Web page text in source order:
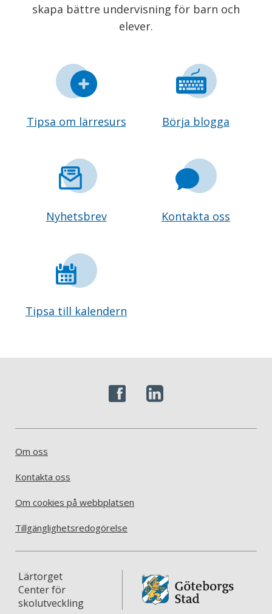
skapa bättre undervisning för barn och
elever.
Tipsa om lärresurs Börja blogga
Nyhetsbrev Kontakta oss
Tipsa till kalendern
Om oss
Kontakta oss
Om cookies på webbplatsen
Tillgänglighetsredogörelse
Lärtorget
Center för
skolutveckling